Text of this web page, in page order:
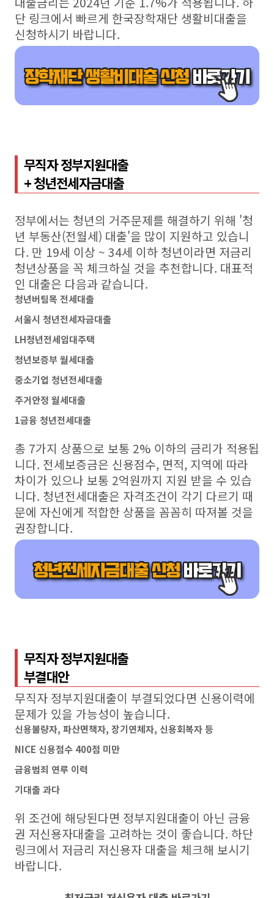
단 링크에서 빠르게 한국장학재단 생활비대출을
신청하시기 바랍니다.
무직자 정부지원대출
+ 청년전세자금대출
정부에서는 청년의 거주문제를 해결하기 위해 '청
년 부동산(전월세) 대출'을 많이 지원하고 있습니
다. 만 19세 이상 ~ 34세 이하 청년이라면 저금리
청년상품을 꼭 체크하실 것을 추천합니다. 대표적
인 대출은 다음과 같습니다.
청년버팀목 전세대출
서울시 청년전세자금대출
LH청년전세임대주택
청년보증부 월세대출
중소기업 청년전세대출
주거안정 월세대출
1금융 청년전세대출
총 7가지 상품으로 보통 2% 이하의 금리가 적용됩
니다. 전세보증금은 신용점수, 면적, 지역에 따라
차이가 있으나 보통 2억원까지 지원 받을 수 있습
니다. 청년전세대출은 자격조건이 각기 다르기 때
문에 자신에게 적합한 상품을 꼼꼼히 따져볼 것을
권장합니다.
무직자 정부지원대출
부결대안
무직자 정부지원대출이 부결되었다면 신용이력에
문제가 있을 가능성이 높습니다.
신용불량자, 파산면책자, 장기연체자, 신용회복자 등
NICE 신용점수 400점 미만
금융범죄 연루 이력
기대출 과다
위 조건에 해당된다면 정부지원대출이 아닌 금융
권 저신용자대출을 고려하는 것이 좋습니다. 하단
링크에서 저금리 저신용자 대출을 체크해 보시기
바랍니다.